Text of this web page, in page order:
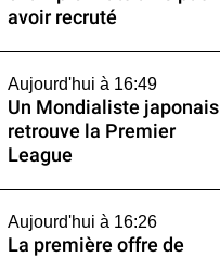
avoir recruté
Aujourd'hui à 16:49
Un Mondialiste japonais
retrouve la Premier
League
Aujourd'hui à 16:26
La première offre de